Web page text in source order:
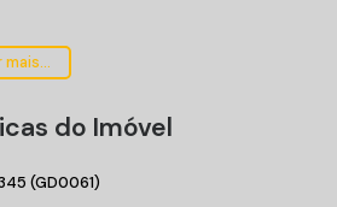
mais...
do Imóvel
(GD0061)